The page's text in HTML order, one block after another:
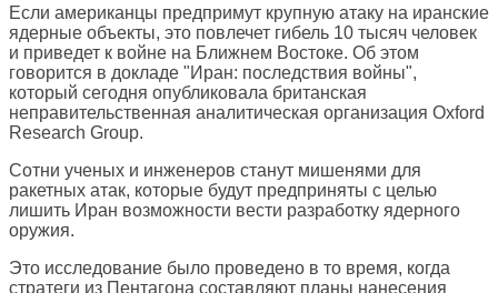
Если американцы предпримут крупную атаку на иранские
ядерные объекты, это повлечет гибель 10 тысяч человек
и приведет к войне на Ближнем Востоке. Об этом
говорится в докладе "Иран: последствия войны",
который сегодня опубликовала британская
неправительственная аналитическая организация Oxford
Research Group.
Сотни ученых и инженеров станут мишенями для
ракетных атак, которые будут предприняты с целью
лишить Иран возможности вести разработку ядерного
оружия.
Это исследование было проведено в то время, когда
стратеги из Пентагона составляют планы нанесения